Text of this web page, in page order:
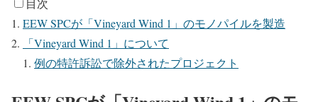
目次
EEW SPCが「Vineyard Wind 1」のモノパイルを製造
「Vineyard Wind 1」について
例の特許訴訟で除外されたプロジェクト